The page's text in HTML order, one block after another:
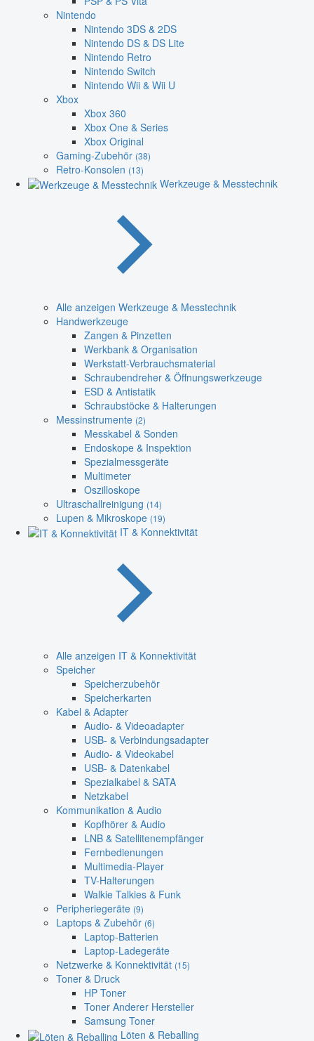
Nintendo
Nintendo 3DS & 2DS
Nintendo DS & DS Lite
Nintendo Retro
Nintendo Switch
Nintendo Wii & Wii U
Xbox
Xbox 360
Xbox One & Series
Xbox Original
Gaming-Zubehör (38)
Retro-Konsolen (13)
Werkzeuge & Messtechnik
Alle anzeigen Werkzeuge & Messtechnik
Handwerkzeuge
Zangen & Pinzetten
Werkbank & Organisation
Werkstatt-Verbrauchsmaterial
Schraubendreher & Öffnungswerkzeuge
ESD & Antistatik
Schraubstöcke & Halterungen
Messinstrumente (2)
Messkabel & Sonden
Endoskope & Inspektion
Spezialmessgeräte
Multimeter
Oszilloskope
Ultraschallreinigung (14)
Lupen & Mikroskope (19)
IT & Konnektivität
Alle anzeigen IT & Konnektivität
Speicher
Speicherzubehör
Speicherkarten
Kabel & Adapter
Audio- & Videoadapter
USB- & Verbindungsadapter
Audio- & Videokabel
USB- & Datenkabel
Spezialkabel & SATA
Netzkabel
Kommunikation & Audio
Kopfhörer & Audio
LNB & Satellitenempfänger
Fernbedienungen
Multimedia-Player
TV-Halterungen
Walkie Talkies & Funk
Peripheriegeräte (9)
Laptops & Zubehör (6)
Laptop-Batterien
Laptop-Ladegeräte
Netzwerke & Konnektivität (15)
Toner & Druck
HP Toner
Toner Anderer Hersteller
Samsung Toner
Löten & Reballing